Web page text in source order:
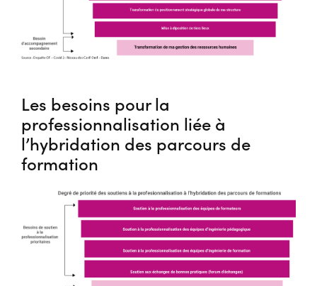
Les besoins pour la
professionnalisation liée à
l’hybridation des parcours de
formation